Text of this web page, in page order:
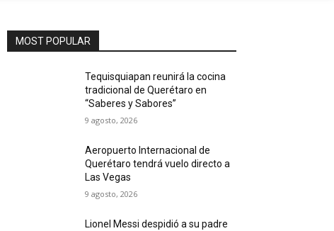
MOST POPULAR
Tequisquiapan reunirá la cocina
tradicional de Querétaro en
“Saberes y Sabores”
9 agosto, 2026
Aeropuerto Internacional de
Querétaro tendrá vuelo directo a
Las Vegas
9 agosto, 2026
Lionel Messi despidió a su padre